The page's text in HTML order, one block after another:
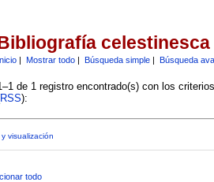
celestinesca
| Mostrar todo| Búsqueda simple| Búsqueda
de 1 registro encontrado(s) con los
RSS):
visualización
todo